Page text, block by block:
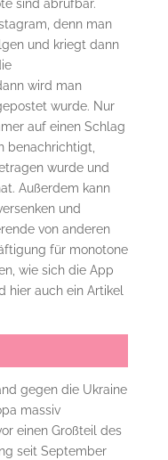
sind abrufbar.
denn man
und kriegt dann
wird man
wurde. Nur
auf einen Schlag
benachrichtigt,
wurde und
Außerdem kann
und
von anderen
für monotone
wie sich die App
hier auch ein Artikel
gegen die Ukraine
massiv
einen Großteil des
seit September